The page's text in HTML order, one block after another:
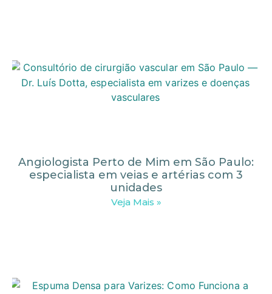
Angiologista Perto de Mim em São Paulo:
especialista em veias e artérias com 3
unidades
Veja Mais »